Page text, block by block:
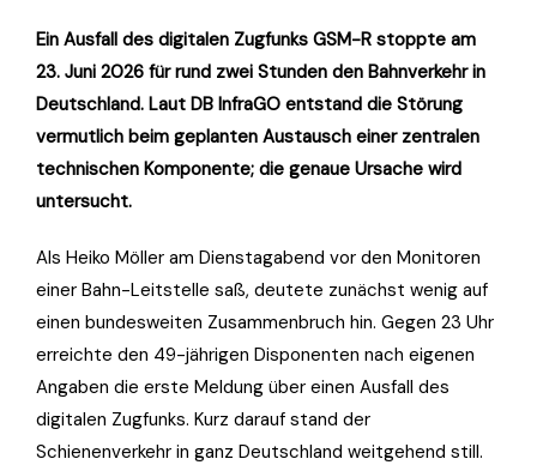
Ein Ausfall des digitalen Zugfunks GSM-R stoppte am
23. Juni 2026 für rund zwei Stunden den Bahnverkehr in
Deutschland. Laut DB InfraGO entstand die Störung
vermutlich beim geplanten Austausch einer zentralen
technischen Komponente; die genaue Ursache wird
untersucht.
Als Heiko Möller am Dienstagabend vor den Monitoren
einer Bahn-Leitstelle saß, deutete zunächst wenig auf
einen bundesweiten Zusammenbruch hin. Gegen 23 Uhr
erreichte den 49-jährigen Disponenten nach eigenen
Angaben die erste Meldung über einen Ausfall des
digitalen Zugfunks. Kurz darauf stand der
Schienenverkehr in ganz Deutschland weitgehend still.